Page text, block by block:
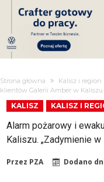
Strona główna Kalisz i region
klientów Galerii Amber w
KALISZ KALISZ I
Alarm pożarowy i
Kaliszu. „Zadymienie
Przez PZA Dodano